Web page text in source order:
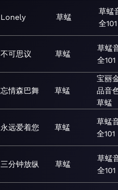
Lonely 草蜢
草蜢
全101
不可思议 草蜢
草蜢
全101
忘情森巴舞 草蜢
宝丽
品音
草蜢
永远爱着您 草蜢
草蜢
全101
三分钟放纵 草蜢
草蜢
全101